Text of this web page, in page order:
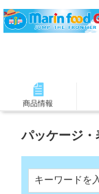
商品情報
パッケージ